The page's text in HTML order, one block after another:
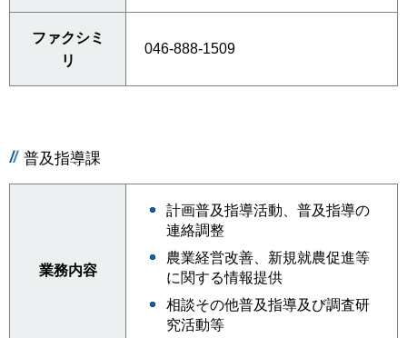
ファクシミ
リ
046-888-1509
普及指導課
業務内容
計画普及指導活動、普及指導の
連絡調整
農業経営改善、新規就農促進等
に関する情報提供
相談その他普及指導及び調査研
究活動等